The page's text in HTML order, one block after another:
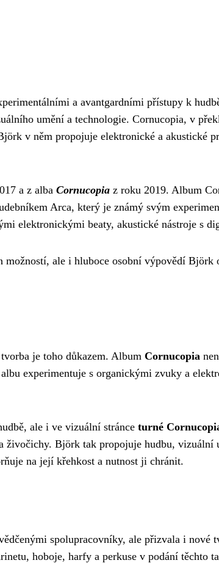
a avantgardními přístupy k
umění a technologie. Cornucopia, v
v něm propojuje elektronické a akustické
a z alba Cornucopia z roku 2019. Album
Arca, který je známý svým
elektronickými beaty, akustické nástroje s
ale i hluboce osobní výpovědí
je toho důkazem. Album Cornucopia
experimentuje s organickými zvuky a
ale i ve vizuální stránce turné
živočichy. Björk tak propojuje hudbu, vizuální
na její křehkost a nutnost ji chránit.
spolupracovníky, ale přizvala i nové
hoboje, harfy a perkuse v podání těchto